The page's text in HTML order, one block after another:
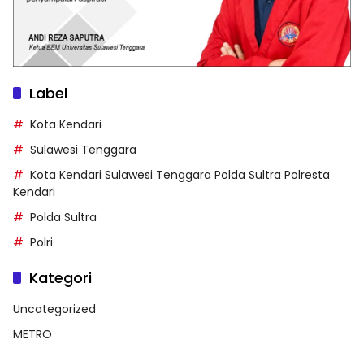
Label
Kota Kendari
Sulawesi Tenggara
Kota Kendari Sulawesi Tenggara Polda Sultra Polresta
Kendari
Polda Sultra
Polri
Kategori
Uncategorized
METRO